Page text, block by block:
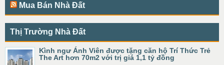
Mua Bán Nhà Đất
Thị Trường Nhà Đất
Kình ngư Ánh Viên được tặng căn hộ Trí Thức Trẻ
The Art hơn 70m2 với trị giá 1,1 tỷ đồng